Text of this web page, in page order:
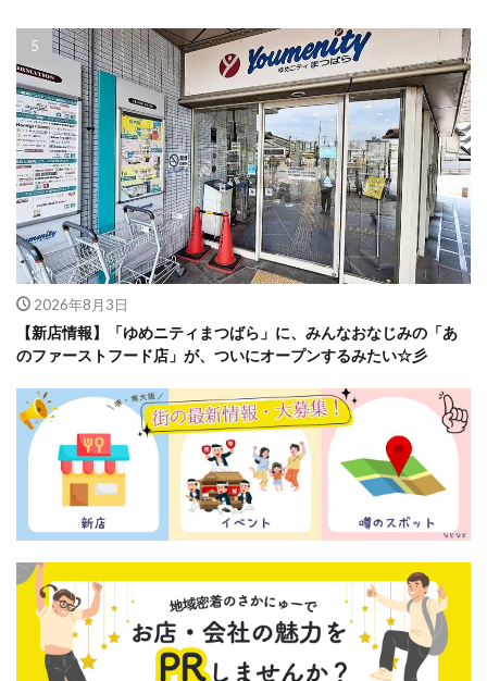
2026年8月3日
【新店情報】「ゆめニティまつばら」に、みんなおなじみの「あ
のファーストフード店」が、ついにオープンするみたい☆彡